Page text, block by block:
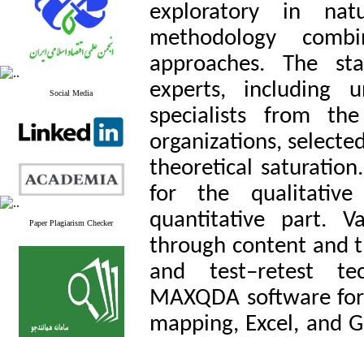
Social Media
Paper Plagiarism Checker
exploratory in
methodology
approaches. The
experts, including
specialists from
organizations,
theoretical
for the
quantitative part.
through content and
and test–retest
MAXQDA software
mapping, Excel, and